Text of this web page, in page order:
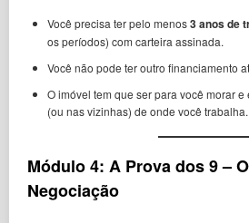
Você precisa ter pelo menos3 anos de
os períodos) com carteira assinada.
Você não pode ter outro financiamento
O imóvel tem que ser para você morar
(ou nas vizinhas) de onde você trabalha.
Módulo 4: A Prova dos 9 –
Negociação